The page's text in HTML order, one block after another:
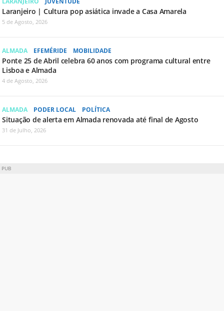
Laranjeiro | Cultura pop asiática invade a Casa Amarela
5 de Agosto, 2026
ALMADA EFEMÉRIDE MOBILIDADE
Ponte 25 de Abril celebra 60 anos com programa cultural entre
Lisboa e Almada
4 de Agosto, 2026
ALMADA PODER LOCAL POLÍTICA
Situação de alerta em Almada renovada até final de Agosto
31 de Julho, 2026
PUB